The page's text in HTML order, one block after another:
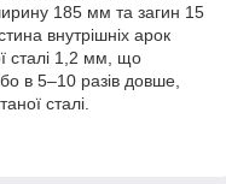
185 мм та загин 15
внутрішніх арок
сталі 1,2 мм, що
в 5–10 разів довше,
сталі.